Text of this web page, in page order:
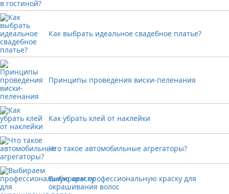
Как выбрать идеальное свадебное платье?
Принципы проведения виски-пеленания
Как убрать клей от наклейки
Что такое автомобильные агрегаторы?
Выбираем профессиональную краску для
окрашивания волос